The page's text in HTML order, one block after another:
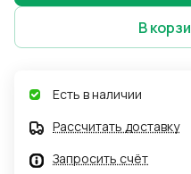
В
Есть в наличии
Рассчитать доставку
Запросить счёт